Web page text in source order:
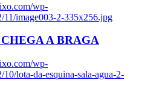
wp-
11/image003-2-335x256.jpg
A BRAGA
wp-
lota-da-esquina-sala-agua-2-